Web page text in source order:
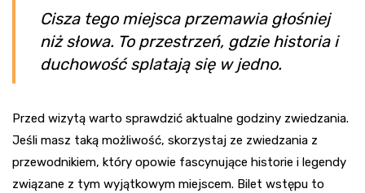
Cisza tego miejsca przemawia głośniej
niż słowa. To przestrzeń, gdzie historia i
duchowość splatają się w jedno.
Przed wizytą warto sprawdzić aktualne godziny zwiedzania.
Jeśli masz taką możliwość, skorzystaj ze zwiedzania z
przewodnikiem, który opowie fascynujące historie i legendy
związane z tym wyjątkowym miejscem. Bilet wstępu to